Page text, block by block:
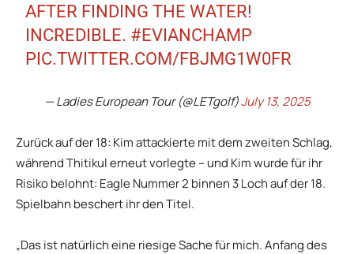
AFTER FINDING THE WATER!
INCREDIBLE. #EVIANCHAMP
PIC.TWITTER.COM/FBJMG1W0FR
— Ladies European Tour (@LETgolf)July 13, 2025
Zurück auf der 18: Kim attackierte mit dem zweiten Schlag,
während Thitikul erneut vorlegte – und Kim wurde für ihr
Risiko belohnt: Eagle Nummer 2 binnen 3 Loch auf der 18.
Spielbahn beschert ihr den Titel.
„Das ist natürlich eine riesige Sache für mich. Anfang des